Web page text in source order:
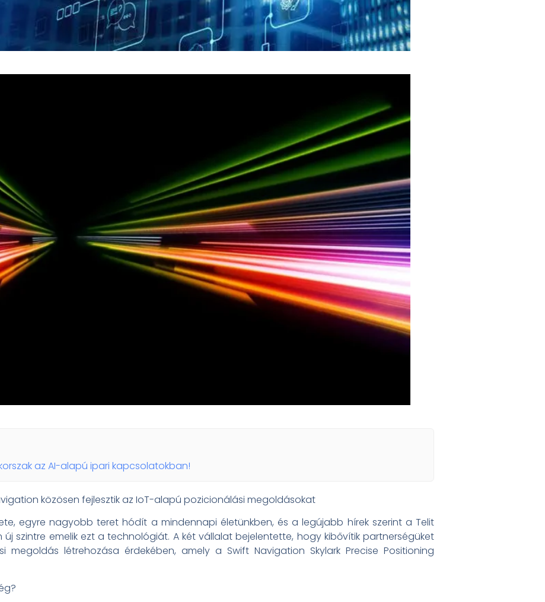
az AI-alapú ipari kapcsolatokban!
közösen fejlesztik az IoT-alapú pozicionálási megoldásokat
egyre nagyobb teret hódít a mindennapi életünkben, és a legújabb hírek szerint a Telit
új szintre emelik ezt a technológiát. A két vállalat bejelentette, hogy kibővítik partnerségüket
megoldás létrehozása érdekében, amely a Swift Navigation Skylark Precise Positioning